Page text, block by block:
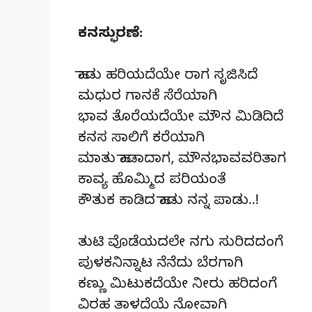
ಕನಸ್ಫುರಣೆ:
ಹಾಡು ಹರಿಯದೆಯೇ ರಾಗ ಸೃಜಿಸಿದೆ
ಮಧುರ ಗಾನಕೆ ಸೆರೆಯಾಗಿ
ಭಾವ ತೊರೆಯದೆಯೇ ಮೌನ ಮಿಡಿದಿದೆ
ಕನಸ ಸಾಲಿಗೆ ಕರೆಯಾಗಿ
ಮಾತು ಹಾಡಾದಾಗ, ಮೌನಭಾವವರಿತಾಗ
ಕಾವ್ಯ ಹೊಮ್ಮಿದ ಪರಿಯಂತೆ
ಕೌತುಕ ಕಾಡಿದ ಹಾಡು ನನ್ನ ಪಾಡು..!
ತುಟಿ ವೊಡೆಯದಲೇ ನಗು ಸುರಿದದಂಗೆ
ಪುಳಕನಿನ್ನಾಟ ನೆನೆದು ಬೆರಗಾಗಿ
ಕಣ್ಣು ಮಿಟುಕದೆಯೇ ನೀರು ಹರಿದಂಗೆ
ವಿರಹ ತಾಳದೆಯೆ ನೋವಾಗಿ